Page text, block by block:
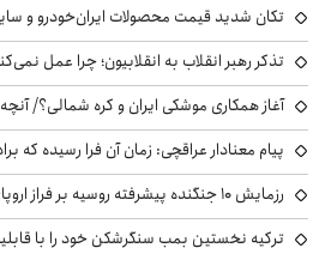
تکان شدید قیمت محصولات ایران‌خودرو و سایپا امروز
تذکر رهبر انقلاب به انقلابیون؛ چرا عمل
آغاز همکاری موشکی ایران و کره شمالی؟/
پیام معنادار عراقچی: زمان آن فرا رسیده که
رزمایش ۱۰ جنگنده پیشرفته روسیه بر فراز اروپای مرکزی با مهمات واقعی
ترکیه نخستین بمب سنگرشکن خود را با